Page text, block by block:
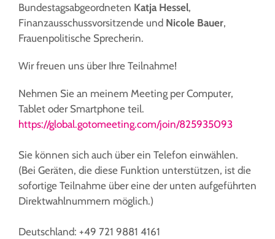
Bundestagsabgeordneten Katja Hessel,
Finanzausschussvorsitzende und Nicole Bauer,
Frauenpolitische Sprecherin.
Wir freuen uns über Ihre Teilnahme!
Nehmen Sie an meinem Meeting per Computer,
Tablet oder Smartphone teil.
https://global.gotomeeting.com/join/825935093
Sie können sich auch über ein Telefon einwählen.
(Bei Geräten, die diese Funktion unterstützen, ist die
sofortige Teilnahme über eine der unten aufgeführten
Direktwahlnummern möglich.)
Deutschland: +49 721 9881 4161